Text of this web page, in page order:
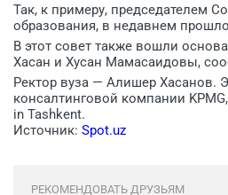
Так, к примеру, председателем
образования, в недавнем
В этот совет также вошли
Хасан и Хусан Мамасаидовы,
Ректор вуза — Алишер Хасанов.
консалтинговой компании
in Tashkent.
Источник: Spot.uz
РЕКОМЕНДОВАТЬ ДРУЗЬЯМ